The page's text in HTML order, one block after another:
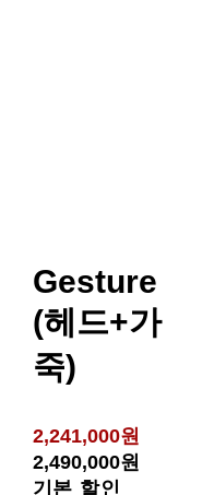
Gesture
(헤드+가
죽)
2,241,000원
2,490,000원
기본 할인